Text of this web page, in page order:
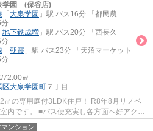
学園 (保谷店)
「 大泉学園 」駅 バス16分 「都民農
分
地下鉄成増 」駅 バス20分 「西長久
「 朝霞 」駅 バス23分 「天沼マーケット
72.00㎡
区大泉学園町 ７丁目
㎡の専用庭付3LDK住戸！ R8年8月リノベ
各方面へ好アクセ
り良好な心地...
ンション